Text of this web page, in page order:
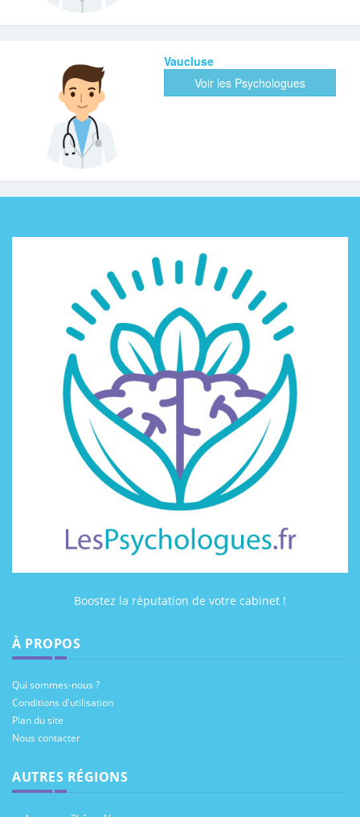
Vaucluse
Voir les Psychologues
Boostez la réputation de votre cabinet !
À PROPOS
Qui sommes-nous ?
Conditions d'utilisation
Plan du site
Nous contacter
AUTRES RÉGIONS